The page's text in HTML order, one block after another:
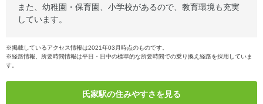
また、幼稚園・保育園、小学校があるので、教育環境も充実
しています。
※掲載しているアクセス情報は2021年03月時点のものです。
※経路情報、所要時間情報は平日・日中の標準的な所要時間での乗り換え経路を採用していま
す。
氏家駅の住みやすさを見る